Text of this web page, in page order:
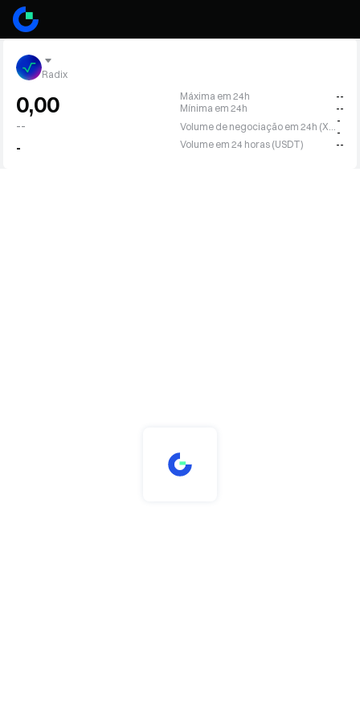
Radix
0,00
--
-
Máxima em 24h
--
Mínima em 24h
--
-
-
Volume em 24 horas (USDT)
--